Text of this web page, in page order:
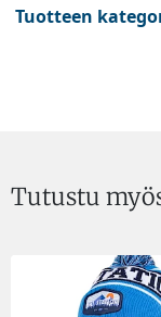
Tuotteen
Tutustu